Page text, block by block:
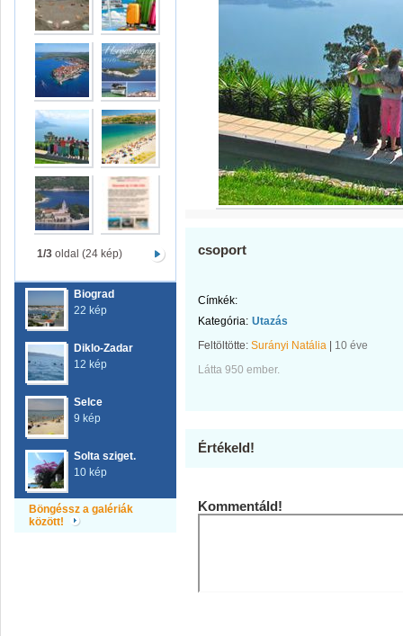
1/3oldal (24 kép)
Biograd
22 kép
Diklo-Zadar
12 kép
Selce
9 kép
Solta sziget.
10 kép
Böngéssz a galériák
között!
csoport
Címkék:
Kategória: Utazás
Feltöltötte: Surányi Natália
10 éve
Látta 950 ember.
Értékeld!
Kommentáld!